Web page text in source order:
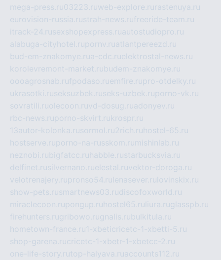
mega-press.ru03223.ruweb-explore.ru rastenuya.ru
eurovision-russia.rustrah-news.rufreeride-team.ru
itrack-24.rusexshopexpress.ruautostudiopro.ru
alabuga-cityhotel.rupornv.ruatlantpereezd.ru
bud-em-znakomye.rua-cdc.ruelektrostal-news.ru
korolevremont-market.rubudem-znakomye.ru
oooagrosnab.rufpodaso.ruemfire.rupro-otdelky.ru
ukrasotki.ruseksuzbek.ruseks-uzbek.ruporno-vk.ru
sovratili.ruolecoon.ruvd-dosug.ruadonyev.ru
rbc-news.ruporno-skvirt.rukrospr.ru
13autor-kolonka.rusormol.ru2rich.ru hostel-65.ru
hostserve.ruporno-na-russkom.ru mishinlab.ru
neznobi.rubigfatcc.ru habble.rustarbucksvia.ru
delfinet.rusilvernano.ruelestal.ruvektor-doroga.ru
velotrenajery.rupronso54.ru lenasever.ru lovinskix.ru
show-pets.rusmartnews03.rudiscofoxworld.ru
miraclecoon.rupongup.ru hostel65.ru liura.ruglasspb.ru
firehunters.rugribowo.rugnalis.rubulkitula.ru
hometown-france.ru1-xbeticricetc-1-xbetti-5.ru
shop-garena.rucricetc-1-xbetr-1-xbetcc-2.ru
one-life-story.rutop-halyava.ruaccounts112.ru